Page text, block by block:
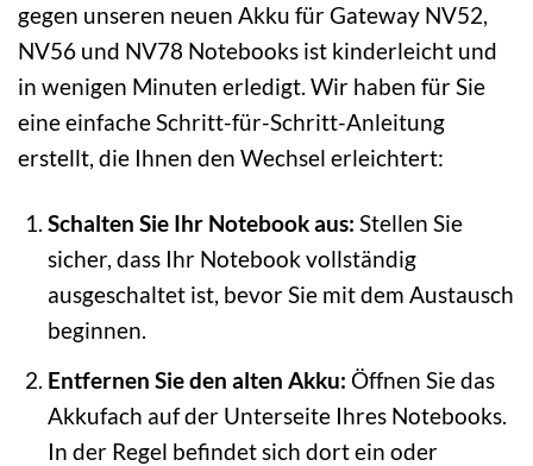
gegen unseren neuen Akku für Gateway NV52,
NV56 und NV78 Notebooks ist kinderleicht und
in wenigen Minuten erledigt. Wir haben für Sie
eine einfache Schritt-für-Schritt-Anleitung
erstellt, die Ihnen den Wechsel erleichtert:
Schalten Sie Ihr Notebook aus: Stellen Sie
sicher, dass Ihr Notebook vollständig
ausgeschaltet ist, bevor Sie mit dem Austausch
beginnen.
Entfernen Sie den alten Akku: Öffnen Sie das
Akkufach auf der Unterseite Ihres Notebooks.
In der Regel befindet sich dort ein oder